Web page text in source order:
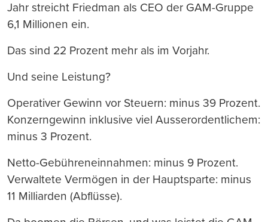
Jahr streicht Friedman als CEO der GAM-Gruppe
6,1 Millionen ein.
Das sind 22 Prozent mehr als im Vorjahr.
Und seine Leistung?
Operativer Gewinn vor Steuern: minus 39 Prozent.
Konzerngewinn inklusive viel Ausserordentlichem:
minus 3 Prozent.
Netto-Gebühreneinnahmen: minus 9 Prozent.
Verwaltete Vermögen in der Hauptsparte: minus
11 Milliarden (Abflüsse).